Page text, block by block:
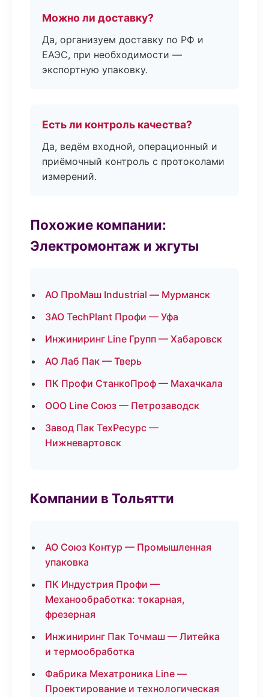
Можно ли доставку?
Да, организуем доставку по РФ и
ЕАЭС, при необходимости —
экспортную упаковку.
Есть ли контроль качества?
Да, ведём входной, операционный и
приёмочный контроль с протоколами
измерений.
Похожие компании:
Электромонтаж и жгуты
АО ПроМаш Industrial — Мурманск
ЗАО TechPlant Профи — Уфа
Инжиниринг Line Групп — Хабаровск
АО Лаб Пак — Тверь
ПК Профи СтанкоПроф — Махачкала
ООО Line Союз — Петрозаводск
Завод Пак ТехРесурс —
Нижневартовск
Компании в Тольятти
АО Союз Контур — Промышленная
упаковка
ПК Индустрия Профи —
Механообработка: токарная,
фрезерная
Инжиниринг Пак Точмаш — Литейка
и термообработка
Фабрика Мехатроника Line —
Проектирование и технологическая